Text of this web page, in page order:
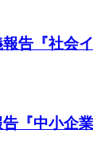
告『社会
『中小企